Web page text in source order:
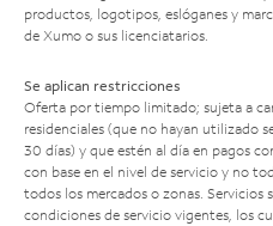
productos, logotipos, eslóganes y
de Xumo o sus licenciatarios.
Se aplican restricciones
Oferta por tiempo limitado; sujeta a
residenciales (que no hayan utilizado
30 días) y que estén al día en pagos
con base en el nivel de servicio y no
todos los mercados o zonas. Servicios
condiciones de servicio vigentes, los